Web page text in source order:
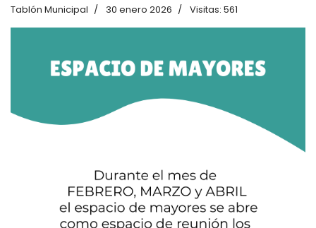
Tablón Municipal 30 enero 2026 Visitas: 561